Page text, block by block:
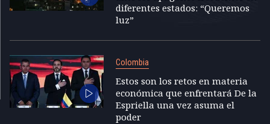
diferentes estados: “Queremos
luz”
Colombia
Estos son los retos en materia
económica que enfrentará De la
Espriella una vez asuma el
poder